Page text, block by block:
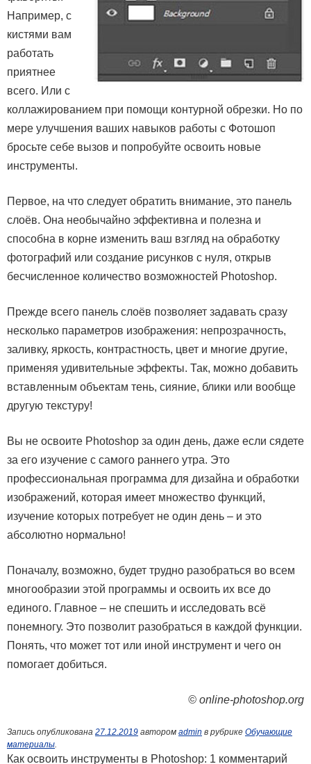
Например, с
кистями вам
работать
приятнее
всего. Или с
коллажированием при помощи контурной обрезки. Но по
мере улучшения ваших навыков работы с Фотошоп
бросьте себе вызов и попробуйте освоить новые
инструменты.
Первое, на что следует обратить внимание, это панель
слоёв. Она необычайно эффективна и полезна и
способна в корне изменить ваш взгляд на обработку
фотографий или создание рисунков с нуля, открыв
бесчисленное количество возможностей Photoshop.
Прежде всего панель слоёв позволяет задавать сразу
несколько параметров изображения: непрозрачность,
заливку, яркость, контрастность, цвет и многие другие,
применяя удивительные эффекты. Так, можно добавить
вставленным объектам тень, сияние, блики или вообще
другую текстуру!
Вы не освоите Photoshop за один день, даже если сядете
за его изучение с самого раннего утра. Это
профессиональная программа для дизайна и обработки
изображений, которая имеет множество функций,
изучение которых потребует не один день – и это
абсолютно нормально!
Поначалу, возможно, будет трудно разобраться во всем
многообразии этой программы и освоить их все до
единого. Главное – не спешить и исследовать всё
понемногу. Это позволит разобраться в каждой функции.
Понять, что может тот или иной инструмент и чего он
помогает добиться.
© online-photoshop.org
Запись опубликована 27.12.2019 автором admin в рубрике Обучающие
материалы.
Как освоить инструменты в Photoshop: 1 комментарий